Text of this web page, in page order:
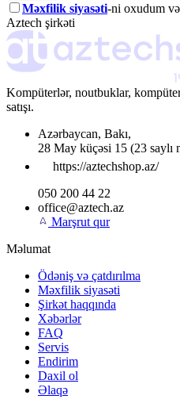
Məxfilik siyasəti-ni oxudum
Aztech şirkəti
Kompüterlər, noutbuklar,
satışı.
Azərbaycan, Bakı,
28 May küçəsi 15 (23 saylı
https://aztechshop.az/
050 200 44 22
office@aztech.az
Marşrut qur
Məlumat
Ödəniş və çatdırılma
Məxfilik siyasəti
Şirkət haqqında
Xəbərlər
FAQ
Servis
Endirim
Daxil ol
Əlaqə